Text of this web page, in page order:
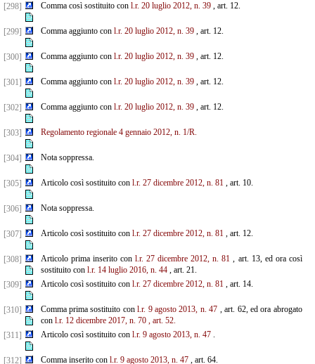
[298] Comma così sostituito con l.r. 20 luglio 2012, n. 39, art. 12.
[299] Comma aggiunto con l.r. 20 luglio 2012, n. 39, art. 12.
[300] Comma aggiunto con l.r. 20 luglio 2012, n. 39, art. 12.
[301] Comma aggiunto con l.r. 20 luglio 2012, n. 39, art. 12.
[302] Comma aggiunto con l.r. 20 luglio 2012, n. 39, art. 12.
[303] Regolamento regionale 4 gennaio 2012, n. 1/R.
[304] Nota soppressa.
[305] Articolo così sostituito con l.r. 27 dicembre 2012, n. 81, art. 10.
[306] Nota soppressa.
[307] Articolo così sostituito con l.r. 27 dicembre 2012, n. 81, art. 12.
[308] Articolo prima inserito con l.r. 27 dicembre 2012, n. 81 , art. 13, ed ora così
sostituito con l.r. 14 luglio 2016, n. 44, art. 21.
[309]
Articolo così sostituito con l.r. 27 dicembre 2012, n. 81, art. 14.
[310] Comma prima sostituito conl.r. 9 agosto 2013, n. 47 , art. 62, ed ora abrogato
con l.r. 12 dicembre 2017, n. 70 , art. 52.
[311]
Articolo così sostituito con l.r. 9 agosto 2013, n. 47.
[312] Comma inserito con l.r. 9 agosto 2013, n. 47, art. 64.